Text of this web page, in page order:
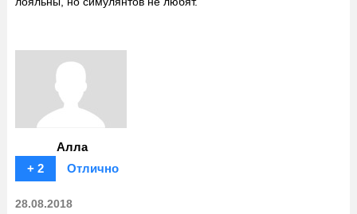
Алла
+ 2
Отлично
28.08.2018